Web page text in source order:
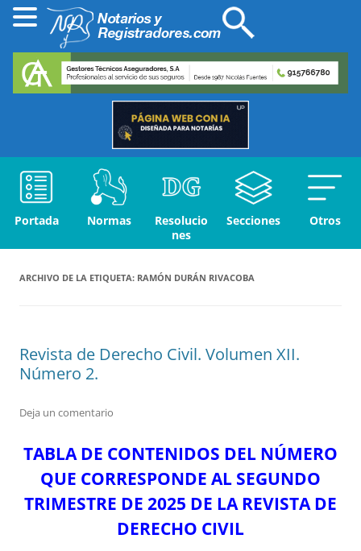
Portada Normas
Resolucio
nes
Secciones Otros
ARCHIVO DE LA ETIQUETA: RAMÓN DURÁN RIVACOBA
Revista de Derecho Civil. Volumen XII.
Número 2.
Deja un comentario
TABLA DE CONTENIDOS DEL NÚMERO
QUE CORRESPONDE AL SEGUNDO
TRIMESTRE DE 2025 DE LA REVISTA DE
DERECHO CIVIL